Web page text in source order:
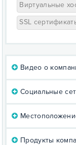
Виртуальные
SSL
Видео о
Социальные
Продукты